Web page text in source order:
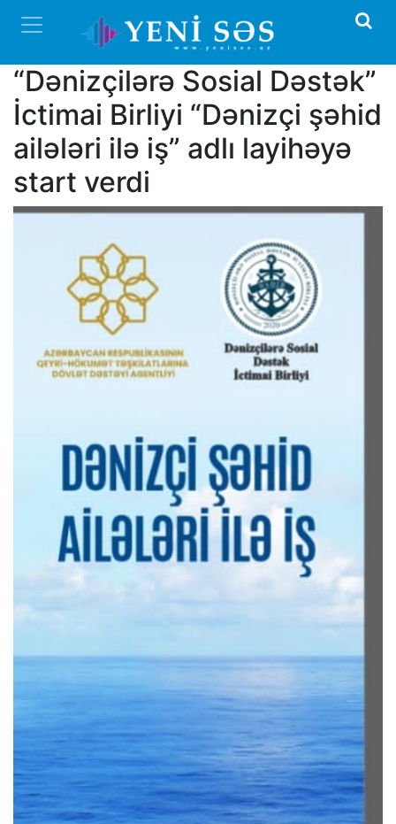
“Dənizçilərə Sosial Dəstək”
İctimai Birliyi “Dənizçi şəhid
ailələri ilə iş” adlı layihəyə
start verdi